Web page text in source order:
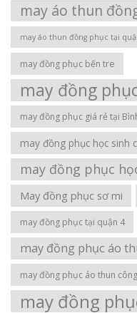
may áo thun
may áo thun đồng phục tại
may đồng phục bến tre
may đồng
may đồng phục giá rẻ tại
may đồng phục học sinh
may đồng phục
May đồng phục sơ mi
may đồng phục tại quận 4
may đồng phục áo
may đồng phục áo thun
may đồng